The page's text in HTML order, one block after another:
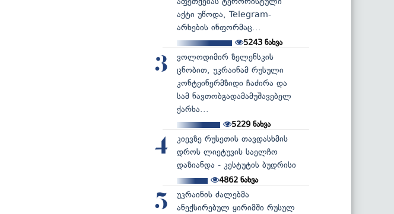
აქტი უწოდა, Telegram-
არხების ინფორმაც...
5243 ნახვა
3
ვოლოდიმირ ზელენსკის
ცნობით, უკრაინამ რუსული
კონტეინერმზიდი ჩაძირა და
სამ ნავთობგადამამუშავებელ
ქარხა...
5229ნახვა
4
კიევზე რუსეთის თავდასხმის
დროს ლიეტუვის საელჩო
დაზიანდა - კესტუტის ბუდრისი
4862ნახვა
5
უკრაინის ძალებმა
ანექსირებულ ყირიმში რუსულ